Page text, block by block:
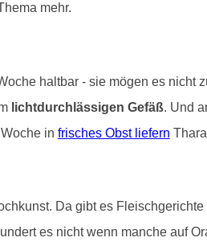
mehr.
haltbar - sie mögen es nicht
lichtdurchlässigen Gefäß. Und
in frisches Obst liefern
Da gibt es
es nicht wenn manche auf